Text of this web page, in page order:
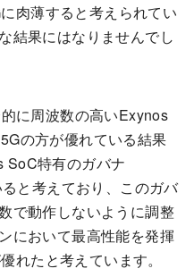
肉薄すると考えられてい
結果にはなりませんでし
に周波数の高いExynos
の方が優れている結果
SoC特有のガバナ
と考えており、このガバ
で動作しないように調整
において最高性能を発揮
れたと考えています。